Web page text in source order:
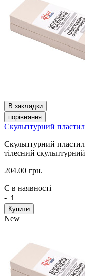
В закладки
порівняння
Скульптурний
Скульптурний
тілесний
204.00 грн.
Є в наявності
-
Купити
New